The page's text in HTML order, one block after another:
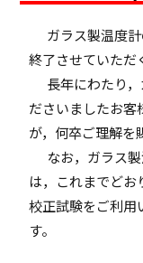
ガラス製温度
終了させていただ
長年にわたり
ださいましたお客
が，何卒ご理解を
なお，ガラス
は，これまでど
校正試験をご利用
す。